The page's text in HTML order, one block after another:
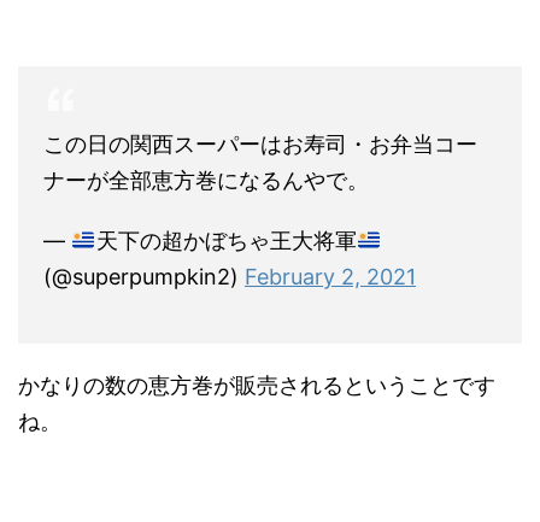
この日の関西スーパーはお寿司・お弁当コー
ナーが全部恵方巻になるんやで。
—
天下の超かぼちゃ王大将軍
(@superpumpkin2) February 2, 2021
かなりの数の恵方巻が販売されるということです
ね。